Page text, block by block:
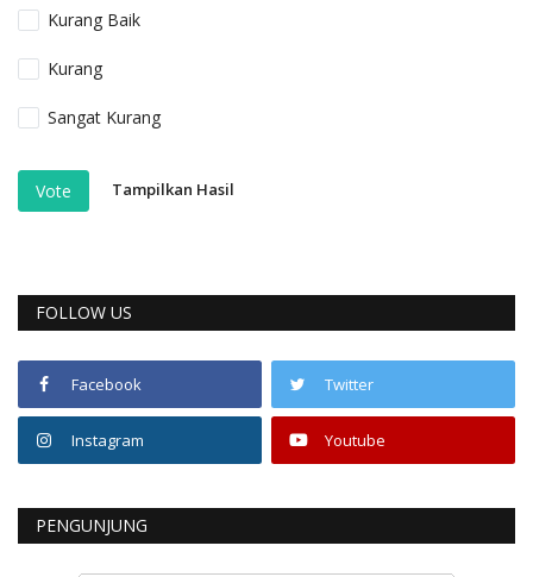
Kurang Baik
Kurang
Sangat Kurang
Vote Tampilkan Hasil
FOLLOW US
Facebook Twitter
Instagram Youtube
PENGUNJUNG